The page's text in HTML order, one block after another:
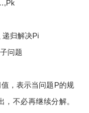
归解决Pi
问题
，表示当问题P的规
不必再继续分解。